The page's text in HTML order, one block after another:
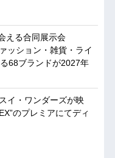
える合同展示会
ッション・雑貨・ライ
68ブランドが2027年
イ・ワンダーズが映
のプレミアにてディ